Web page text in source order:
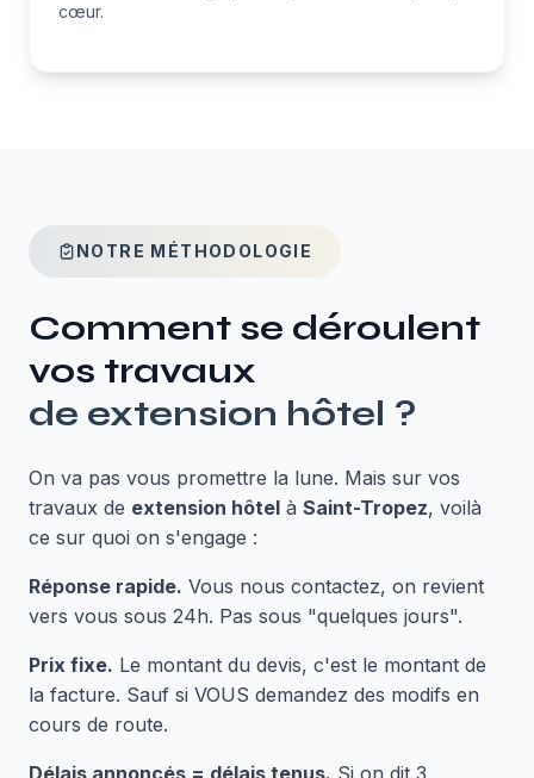
cœur.
NOTRE MÉTHODOLOGIE
Comment se déroulent
vos travaux
de extension hôtel ?
On va pas vous promettre la lune. Mais sur vos
travaux de extension hôtel à Saint-Tropez, voilà
ce sur quoi on s'engage :
Réponse rapide. Vous nous contactez, on revient
vers vous sous 24h. Pas sous "quelques jours".
Prix fixe. Le montant du devis, c'est le montant de
la facture. Sauf si VOUS demandez des modifs en
cours de route.
Délais annoncés = délais tenus. Si on dit 3